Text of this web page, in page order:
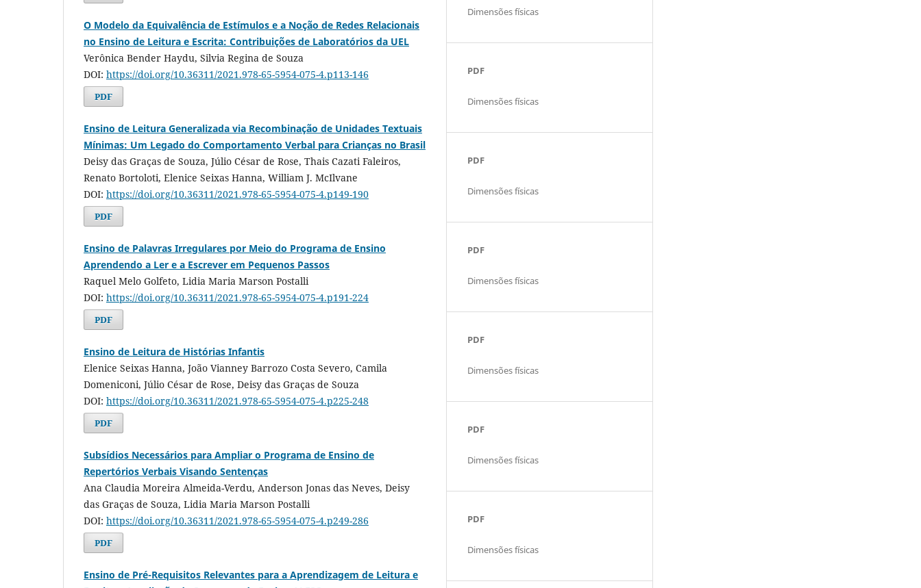
O Modelo da Equivalência de Estímulos e a Noção de Redes Relacionais
no Ensino de Leitura e Escrita: Contribuições de Laboratórios da UEL
Verônica Bender Haydu, Silvia Regina de Souza
DOI: https://doi.org/10.36311/2021.978-65-5954-075-4.p113-146
PDF
Ensino de Leitura Generalizada via Recombinação de Unidades Textuais
Mínimas: Um Legado do Comportamento Verbal para Crianças no Brasil
Deisy das Graças de Souza, Júlio César de Rose, Thais Cazati Faleiros,
Renato Bortoloti, Elenice Seixas Hanna, William J. McIlvane
DOI: https://doi.org/10.36311/2021.978-65-5954-075-4.p149-190
PDF
Ensino de Palavras Irregulares por Meio do Programa de Ensino
Aprendendo a Ler e a Escrever em Pequenos Passos
Raquel Melo Golfeto, Lidia Maria Marson Postalli
DOI: https://doi.org/10.36311/2021.978-65-5954-075-4.p191-224
PDF
Ensino de Leitura de Histórias Infantis
Elenice Seixas Hanna, João Vianney Barrozo Costa Severo, Camila
Domeniconi, Júlio César de Rose, Deisy das Graças de Souza
DOI: https://doi.org/10.36311/2021.978-65-5954-075-4.p225-248
PDF
Subsídios Necessários para Ampliar o Programa de Ensino de
Repertórios Verbais Visando Sentenças
Ana Claudia Moreira Almeida-Verdu, Anderson Jonas das Neves, Deisy
das Graças de Souza, Lidia Maria Marson Postalli
DOI: https://doi.org/10.36311/2021.978-65-5954-075-4.p249-286
PDF
Ensino de Pré-Requisitos Relevantes para a Aprendizagem de Leitura e
Dimensões físicas
PDF
Dimensões físicas
PDF
Dimensões físicas
PDF
Dimensões físicas
PDF
Dimensões físicas
PDF
Dimensões físicas
PDF
Dimensões físicas